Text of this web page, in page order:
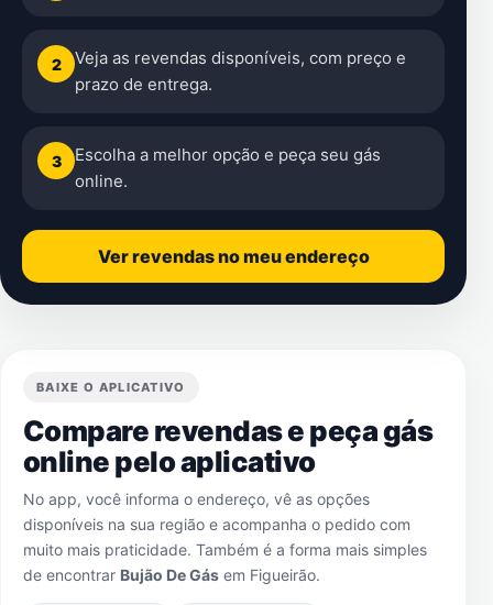
2
Veja as revendas disponíveis, com preço e
prazo de entrega.
3
Escolha a melhor opção e peça seu gás
online.
Ver revendas no meu endereço
BAIXE O APLICATIVO
Compare revendas e peça gás
online pelo aplicativo
No app, você informa o endereço, vê as opções
disponíveis na sua região e acompanha o pedido com
muito mais praticidade. Também é a forma mais simples
de encontrar Bujão De Gás em Figueirão.